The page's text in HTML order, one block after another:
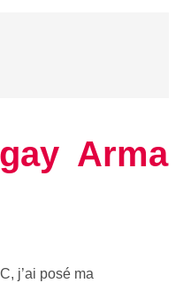
Arma
j’ai posé ma